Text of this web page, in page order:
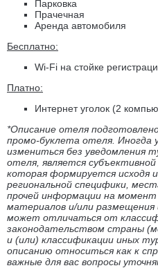
Парковка
Прачечная
Аренда автомобиля
Бесплатно:
Wi-Fi на стойке
Платно:
Интернет уголок (2
*Описание отеля
промо-буклета отеля. Иногда
измениться без уведомления
отеля, является
которая формируется исходя
региональной специфики,
прочей информации на
материалов и/или
может отличаться от
законодательством страны
и (или) классификации иных
описанию относиться как к
важные для вас вопросы